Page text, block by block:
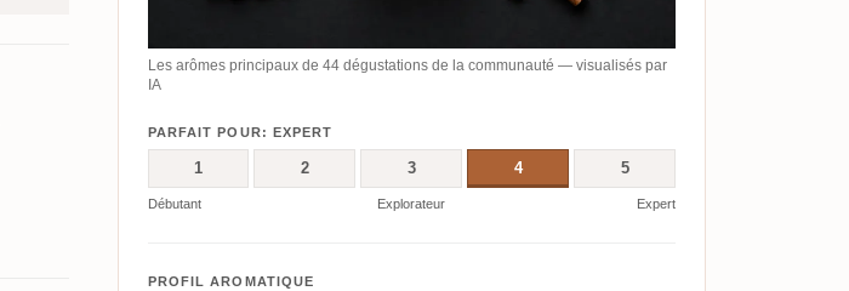
Les arômes principaux de 44 dégustations de la communauté — visualisés par
IA
PARFAIT POUR: EXPERT
1 2 3 4 5
Débutant Explorateur Expert
PROFIL AROMATIQUE